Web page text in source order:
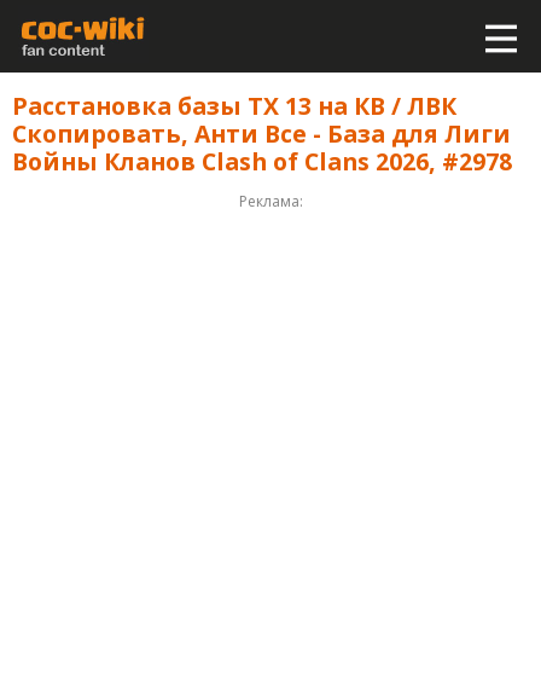
Расстановка базы ТХ 13 на КВ / ЛВК
Скопировать, Анти Все - База для Лиги
Войны Кланов Clash of Clans 2026, #2978
Реклама: